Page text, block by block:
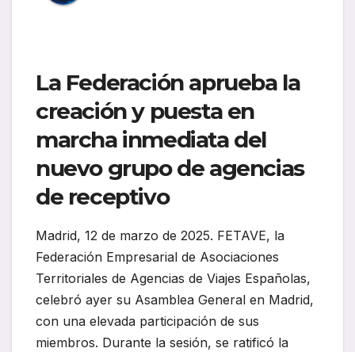
La Federación aprueba la
creación y puesta en
marcha inmediata del
nuevo grupo de agencias
de receptivo
Madrid, 12 de marzo de 2025. FETAVE, la
Federación Empresarial de Asociaciones
Territoriales de Agencias de Viajes Españolas,
celebró ayer su Asamblea General en Madrid,
con una elevada participación de sus
miembros. Durante la sesión, se ratificó la